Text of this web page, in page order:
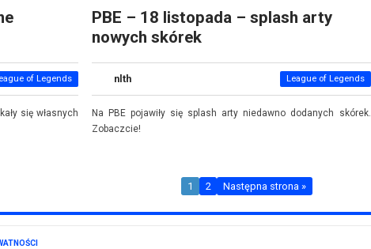
of Legends
się własnych
PBE – 18 listopada – splash arty
nowych skórek
nlth League of Legends
Na PBE pojawiły się splash arty niedawno dodanych skórek.
Zobaczcie!
1 2 Następna strona »